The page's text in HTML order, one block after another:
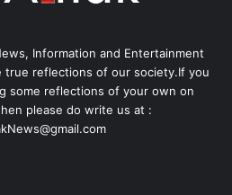
Information and Entertainment
true reflections of our society.If you
some reflections of your own on
please do write us at :